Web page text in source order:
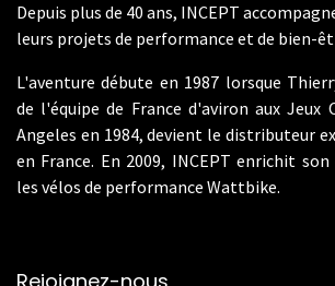
Depuis plus de 40 ans, INCEPT
leurs projets de performance et de bien-
L'aventure débute en 1987 lorsque
de l'équipe de France d'aviron aux Jeux
Angeles en 1984, devient le distributeur
en France. En 2009, INCEPT enrichit
les vélos de performance Wattbike.